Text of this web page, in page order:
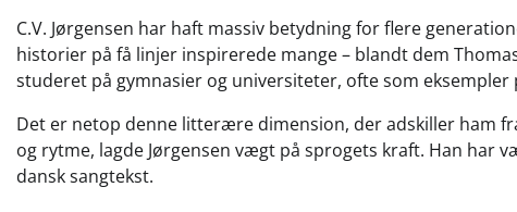
C.V. Jørgensen har haft massiv betydning for flere
historier på få linjer inspirerede mange – blandt dem
studeret på gymnasier og universiteter, ofte som eksempler
Det er netop denne litterære dimension, der adskiller ham
og rytme, lagde Jørgensen vægt på sprogets kraft. Han
dansk sangtekst.